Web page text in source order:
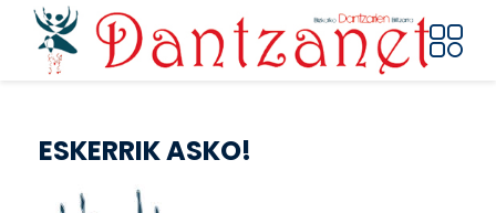
Pasar al contenido principal
ESKERRIK ASKO!